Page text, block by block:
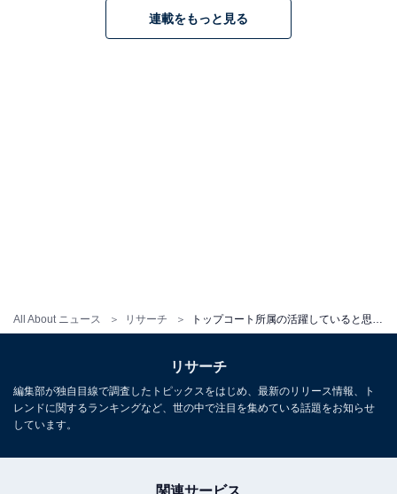
All About ニュース リサーチ
「また最近、仕事をはじめられて見る機会が増えて、毎
次ページ
5位までの全ランキング結果を見
連載をもっと見る
リサーチ
編集部が独自目線で調査したトピックスをはじめ、最新のリリース情報、ト
レンドに関するランキングなど、世の中で注目を集めている話題をお知らせ
しています。
関連サービス